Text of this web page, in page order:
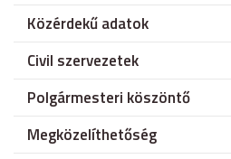
Közérdekű adatok
Civil szervezetek
Polgármesteri köszöntő
Megközelíthetőség